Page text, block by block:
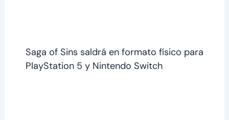
Saga of Sins saldrá en formato físico para
PlayStation 5 y Nintendo Switch